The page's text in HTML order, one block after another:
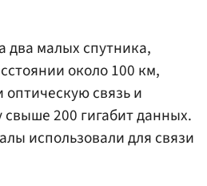
два малых спутника,
около 100 км,
связь и
свыше 200 гигабит данных.
использовали для связи